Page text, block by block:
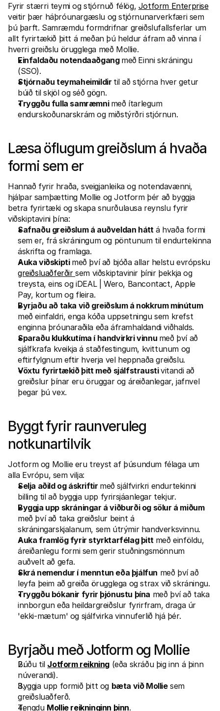
Fyrir stærri teymi og stjórnuð félög, Jotform Enterprise
veitir þær háþróunargæslu og stjórnunarverkfæri sem
þú þarft. Samræmdu formdrifnar greiðslufallsferlar um
allt fyrirtækið þitt á meðan þú heldur áfram að vinna í
hverri greiðslu örugglega með Mollie.
Einfaldaðu notendaaðgang með Einni skráningu
(SSO).
Stjórnaðu teymaheimildir til að stjórna hver getur
búið til skjöl og séð gögn.
Tryggðu fulla samræmni með ítarlegum
endurskoðunarskrám og miðstýrðri stjórnun.
Læsa öflugum greiðslum á hvaða
formi sem er
Hannað fyrir hraða, sveigjanleika og notendavænni,
hjálpar samþætting Mollie og Jotform þér að byggja
betra fyrirtæki og skapa snurðulausa reynslu fyrir
viðskiptavini þína:
Safnaðu greiðslum á auðveldan hátt á hvaða formi
sem er, frá skráningum og pöntunum til endurtekinna
áskrifta og framlaga.
Auka viðskipti
með því að bjóða allar helstu evrópsku
greiðsluaðferðir sem viðskiptavinir þínir þekkja og
treysta, eins og iDEAL | Wero, Bancontact, Apple
Pay, kortum og fleira.
Byrjaðu að taka við greiðslum á nokkrum mínútum
með einfaldri, enga kóða uppsetningu sem krefst
enginna þróunaraðila eða áframhaldandi viðhalds.
Sparaðu klukkutíma í handvirkri vinnu með því að
sjálfkrafa kveikja á staðfestingum, kvittunum og
eftirfylgnum eftir hverja vel heppnaða greiðslu.
Vöxtu fyrirtækið þitt með sjálfstrausti vitandi að
greiðslur þínar eru öruggar og áreiðanlegar, jafnvel
þegar þú vex.
Byggt fyrir raunveruleg
notkunartilvik
Jotform og Mollie eru treyst af þúsundum félaga um
alla Evrópu, sem vilja:
Selja aðild og áskriftir með sjálfvirkri endurtekinni
billing til að byggja upp fyrirsjáanlegar tekjur.
Byggja upp skráningar á viðburði og sölur á miðum
með því að taka greiðslur beint á
skráningarskjalanum, sem útrýmir handverksvinnu.
Auka framlög fyrir styrktarfélag þitt með einföldu,
áreiðanlegu formi sem gerir stuðningsmönnum
auðvelt að gefa.
Skrá nemendur í menntun eða þjálfun með því að
leyfa þeim að greiða örugglega og strax við skráningu.
Tryggðu bókanir fyrir þjónustu þína með því að taka
innborgun eða heildargreiðslur fyrirfram, draga úr
'ekki-mætum' og sjálfvirka vinnuferlið hjá þér.
Byrjaðu með Jotform og Mollie
Búðu til Jotform reikning (eða skráðu þig inn á þinn
núverandi).
Byggja upp formið þitt og bæta við Mollie sem
greiðsluaðferð.
Tengdu Mollie reikninginn þinn.